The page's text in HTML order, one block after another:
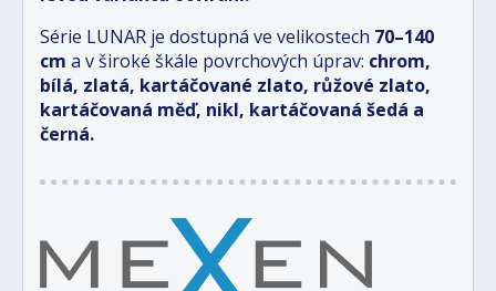
Série LUNAR je dostupná ve velikostech 70–140
cm a v široké škále povrchových úprav: chrom,
bílá, zlatá, kartáčované zlato, růžové zlato,
kartáčovaná měď, nikl, kartáčovaná šedá a
černá.